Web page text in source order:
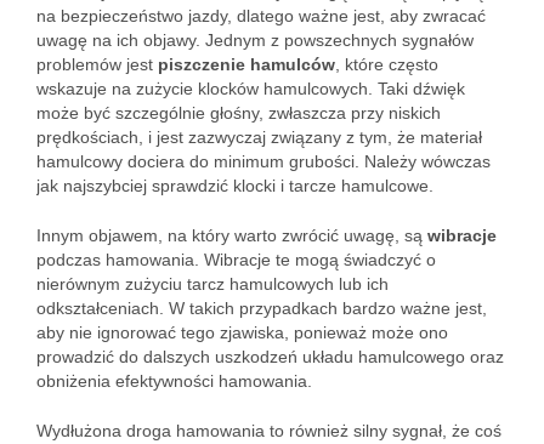
na bezpieczeństwo jazdy, dlatego ważne jest, aby zwracać
uwagę na ich objawy. Jednym z powszechnych sygnałów
problemów jest piszczenie hamulców , które często
wskazuje na zużycie klocków hamulcowych. Taki dźwięk
może być szczególnie głośny, zwłaszcza przy niskich
prędkościach, i jest zazwyczaj związany z tym, że materiał
hamulcowy dociera do minimum grubości. Należy wówczas
jak najszybciej sprawdzić klocki i tarcze hamulcowe.
Innym objawem, na który warto zwrócić uwagę, są wibracje
podczas hamowania. Wibracje te mogą świadczyć o
nierównym zużyciu tarcz hamulcowych lub ich
odkształceniach. W takich przypadkach bardzo ważne jest,
aby nie ignorować tego zjawiska, ponieważ może ono
prowadzić do dalszych uszkodzeń układu hamulcowego oraz
obniżenia efektywności hamowania.
Wydłużona droga hamowania to również silny sygnał, że coś